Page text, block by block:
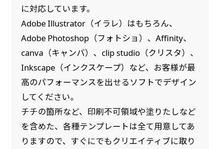
に対応しています。
Adobe Illustrator（イラレ）はもちろん、
Adobe Photoshop（フォトショ）、Affinity、
canva（キャンバ）、clip studio（クリスタ）、
Inkscape（インクスケープ）など、お客様が最
高のパフォーマンスを出せるソフトでデザイン
してください。
チチの箇所など、印刷不可領域や塗りたしなど
を含めた、各種テンプレートは全て用意してあ
りますので、すぐにでもクリエイティブに取り